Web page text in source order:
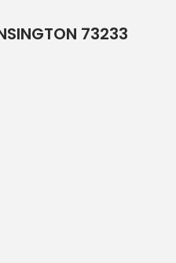
73233